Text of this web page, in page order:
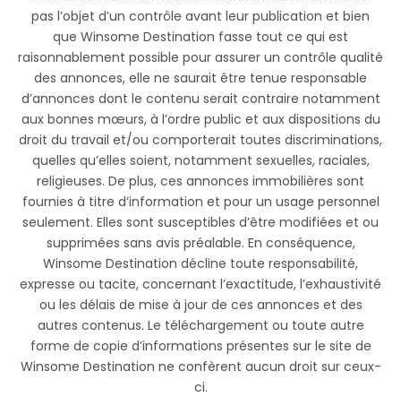
pas l’objet d’un contrôle avant leur publication et bien
que Winsome Destination fasse tout ce qui est
raisonnablement possible pour assurer un contrôle qualité
des annonces, elle ne saurait être tenue responsable
d’annonces dont le contenu serait contraire notamment
aux bonnes mœurs, à l’ordre public et aux dispositions du
droit du travail et/ou comporterait toutes discriminations,
quelles qu’elles soient, notamment sexuelles, raciales,
religieuses. De plus, ces annonces immobilières sont
fournies à titre d’information et pour un usage personnel
seulement. Elles sont susceptibles d’être modifiées et ou
supprimées sans avis préalable. En conséquence,
Winsome Destination décline toute responsabilité,
expresse ou tacite, concernant l’exactitude, l’exhaustivité
ou les délais de mise à jour de ces annonces et des
autres contenus. Le téléchargement ou toute autre
forme de copie d’informations présentes sur le site de
Winsome Destination ne confèrent aucun droit sur ceux-
ci.